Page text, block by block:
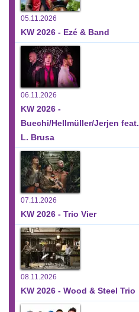
05.11.2026
KW 2026 - Ezé & Band
06.11.2026
KW 2026 -
Buechi/Hellmüller/Jerjen feat.
L. Brusa
07.11.2026
KW 2026 - Trio Vier
08.11.2026
KW 2026 - Wood & Steel Trio